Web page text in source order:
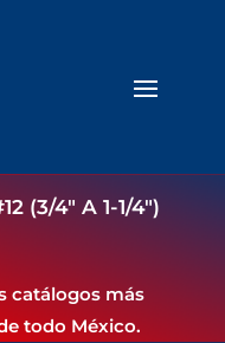
(3/4″ A 1-1/4″)
catálogos más
todo México.